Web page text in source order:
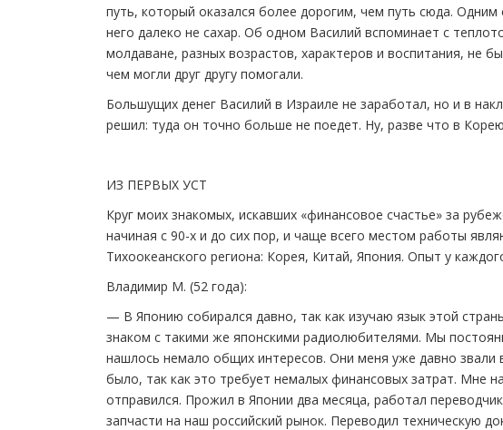
путь, который оказался более дорогим, чем путь сюда.
него далеко не сахар. Об одном Василий вспоминает с
молдаване, разных возрастов, характеров и воспитания, не
чем могли друг другу помогали.
Большущих денег Василий в Израиле не заработал, но и в
решил: туда он точно больше не поедет. Ну, разве что в
ИЗ ПЕРВЫХ УСТ
Круг моих знакомых, искавших «финансовое счастье» за
начиная с 90-х и до сих пор, и чаще всего местом работы
Тихоокеанского региона: Корея, Китай, Япония. Опыт у
Владимир М. (52 года):
— В Японию собирался давно, так как изучаю язык этой
знаком с такими же японскими радиолюбителями. Мы
нашлось немало общих интересов. Они меня уже давно звали
было, так как это требует немалых финансовых затрат. Мне
отправился. Прожил в Японии два месяца, работал
запчасти на наш российский рынок. Переводил техническую